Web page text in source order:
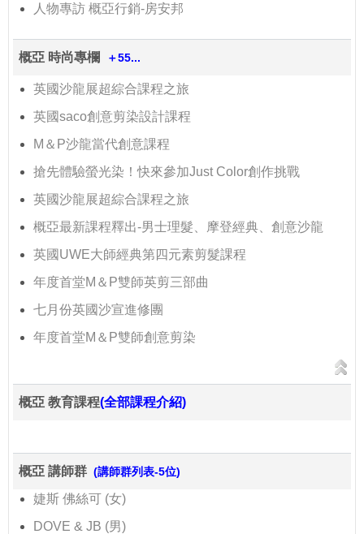
人物專訪 概亞行銷-房安邦
概亞 時尚專欄 ＋55...
英國沙龍展超綜合課程之旅
英國saco創意剪染設計課程
M＆P沙龍當代創意課程
搶先體驗螢光染！快來參加Just Color創作挑戰
英國沙龍展超綜合課程之旅
概亞最新課程釋出-男士理髮、摩登經典、創意沙龍
英國UWE大師經典第四元素剪髮課程
年度首堂M＆P雙師英剪三部曲
七月份英國沙宣進修團
年度首堂M＆P雙師創意剪染
概亞 教育課程(全部課程介紹)
概亞 講師群 (講師群列表-5位)
婕斯 佛絲可 (女)
DOVE & JB (男)